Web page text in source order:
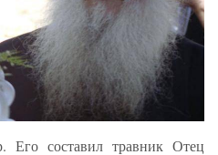
Его составил травник Отец